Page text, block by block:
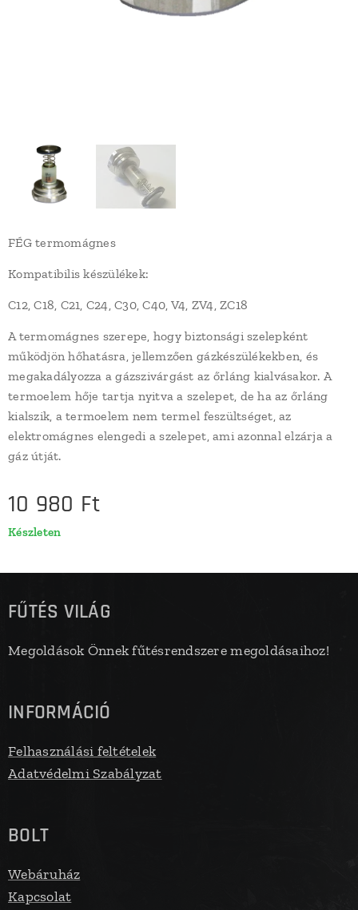
FÉG termomágnes
Kompatibilis készülékek:
C12, C18, C21, C24, C30, C40, V4, ZV4, ZC18
A termomágnes szerepe, hogy biztonsági szelepként
működjön hőhatásra, jellemzően gázkészülékekben, és
megakadályozza a gázszivárgást az őrláng kialvásakor. A
termoelem hője tartja nyitva a szelepet, de ha az őrláng
kialszik, a termoelem nem termel feszültséget, az
elektromágnes elengedi a szelepet, ami azonnal elzárja a
gáz útját.
10 980 Ft
Készleten
FŰTÉS VILÁG
Megoldások Önnek fűtésrendszere megoldásaihoz!
INFORMÁCIÓ
Felhasználási feltételek
Adatvédelmi Szabályzat
BOLT
Webáruház
Kapcsolat